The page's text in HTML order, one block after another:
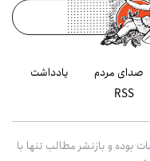
صدای مردم
یادداشت
RSS
بوده و بازنشر مطالب تنها با